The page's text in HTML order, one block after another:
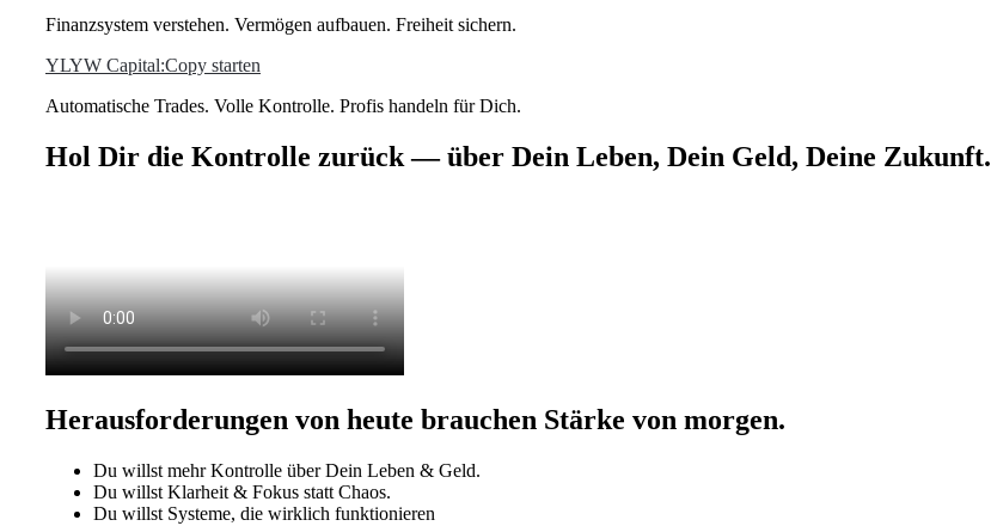
Finanzsystem verstehen. Vermögen aufbauen. Freiheit sichern.
YLYW Capital:Copy starten
Automatische Trades. Volle Kontrolle. Profis handeln für Dich.
Hol Dir die Kontrolle zurück — über Dein Leben, Dein Geld, Deine Zukunft.
Herausforderungen von heute brauchen Stärke von morgen.
Du willst mehr Kontrolle über Dein Leben & Geld.
Du willst Klarheit & Fokus statt Chaos.
Du willst Systeme, die wirklich funktionieren